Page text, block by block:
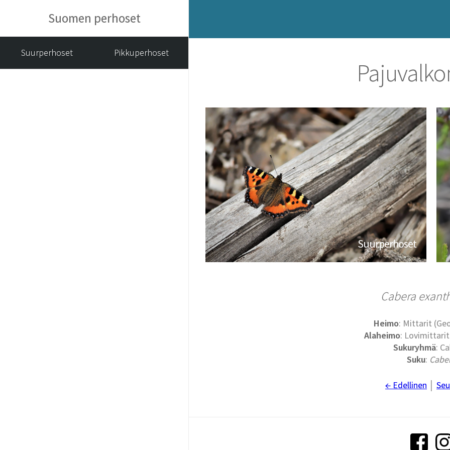
Suomen perhoset
Suurperhoset Pikkuperhoset
Suurperhoset
Cabera
Heimo: Mittarit
Alaheimo: Lovimittarit
Sukuryhmä:
Suku:
← Edellinen